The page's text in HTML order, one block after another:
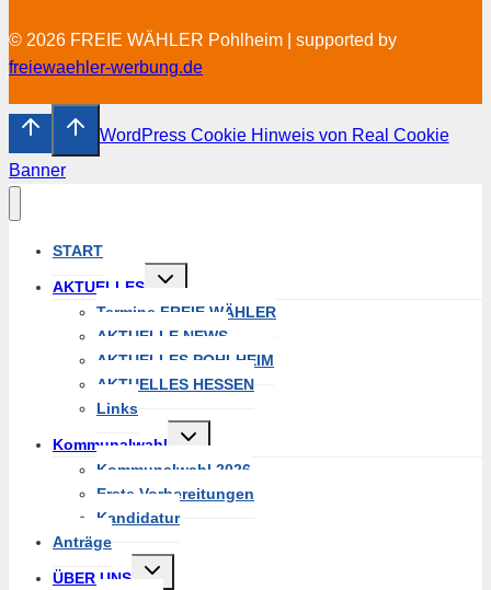
© 2026 FREIE WÄHLER Pohlheim | supported by
freiewaehler-werbung.de
WordPress Cookie Hinweis von Real Cookie
Banner
START
AKTUELLES
Untermenü
umschalten
Termine FREIE WÄHLER
AKTUELLE NEWS
AKTUELLES POHLHEIM
AKTUELLES HESSEN
Links
Kommunalwahl
Untermenü
umschalten
Kommunalwahl 2026
Erste Vorbereitungen
Kandidatur
Anträge
ÜBER UNS
Untermenü